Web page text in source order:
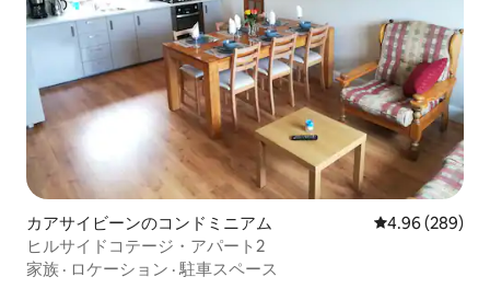
カアサイビーンのコンドミニアム レビュー289
4.96 (289)
ヒルサイドコテージ・アパート2
家族 · ロケーション ·駐車スペース